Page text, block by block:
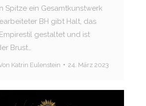
Spitze ein Gesamtkunstwerk
BH gibt Halt, das
gestaltet und ist
Brust…
Katrin Eulenstein 24. März 2023